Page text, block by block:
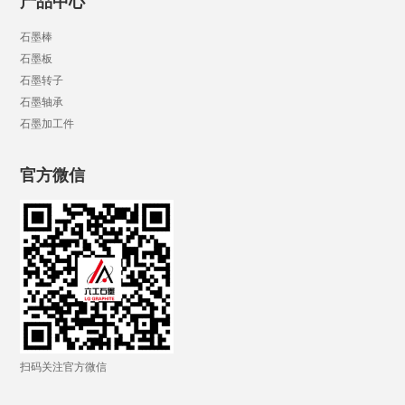
石墨棒
石墨板
石墨转子
石墨轴承
石墨加工件
官方微信
扫码关注官方微信